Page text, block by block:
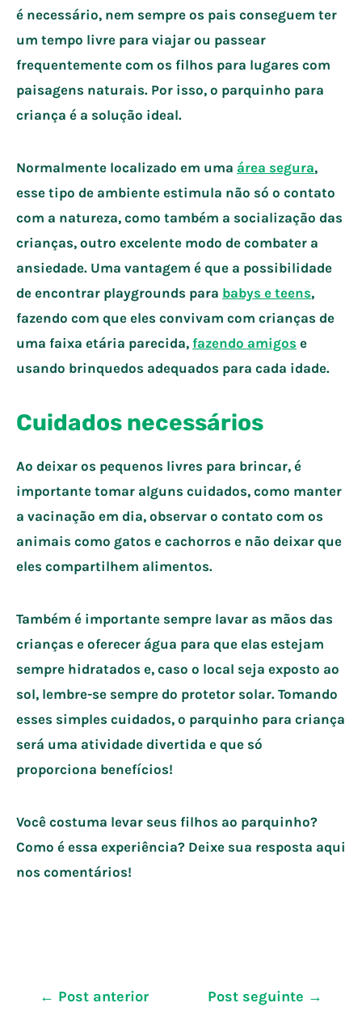
é necessário, nem sempre os pais conseguem ter
um tempo livre para viajar ou passear
frequentemente com os filhos para lugares com
paisagens naturais. Por isso, o parquinho para
criança é a solução ideal.
Normalmente localizado em uma área segura,
esse tipo de ambiente estimula não só o contato
com a natureza, como também a socialização das
crianças, outro excelente modo de combater a
ansiedade. Uma vantagem é que a possibilidade
de encontrar playgrounds para babys e teens,
fazendo com que eles convivam com crianças de
uma faixa etária parecida, fazendo amigos e
usando brinquedos adequados para cada idade.
Cuidados necessários
Ao deixar os pequenos livres para brincar, é
importante tomar alguns cuidados, como manter
a vacinação em dia, observar o contato com os
animais como gatos e cachorros e não deixar que
eles compartilhem alimentos.
Também é importante sempre lavar as mãos das
crianças e oferecer água para que elas estejam
sempre hidratados e, caso o local seja exposto ao
sol, lembre-se sempre do protetor solar. Tomando
esses simples cuidados, o parquinho para criança
será uma atividade divertida e que só
proporciona benefícios!
Você costuma levar seus filhos ao parquinho?
Como é essa experiência? Deixe sua resposta aqui
nos comentários!
Navegação
← Post anterior Post seguinte →